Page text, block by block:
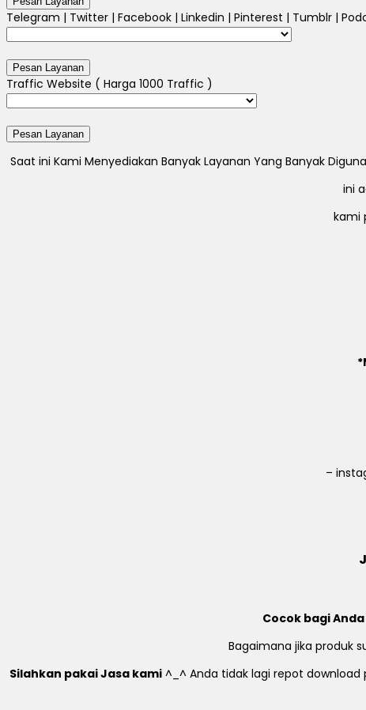
Telegram | Twitter | Facebook | Linkedin | Pinterest | Tumblr |
Traffic Website ( Harga 1000 Traffic )
Saat ini Kami Menyediakan Banyak Layanan Yang Banyak
ini
kami
–
Cocok bagi
Bagaimana jika produk
Silahkan pakai Jasa kami^_^ Anda tidak lagi repot download